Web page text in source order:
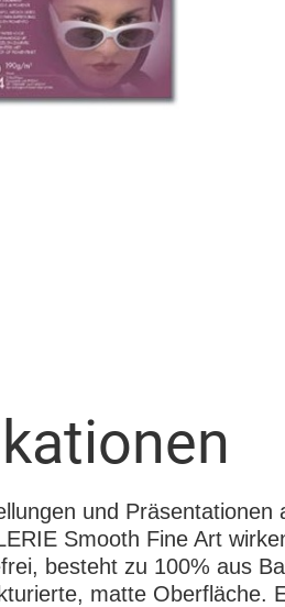
und Präsentationen
Smooth Fine Art
besteht zu 100% aus
matte Oberfläche.